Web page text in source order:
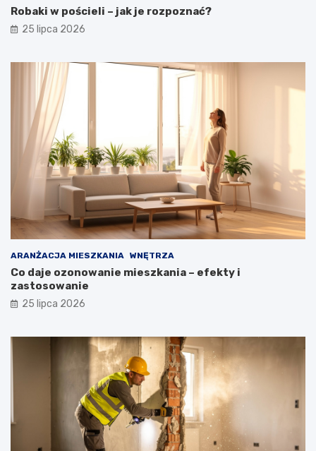
Robaki w pościeli – jak je rozpoznać?
25 lipca 2026
ARANŻACJA MIESZKANIA WNĘTRZA
Co daje ozonowanie mieszkania – efekty i
zastosowanie
25 lipca 2026